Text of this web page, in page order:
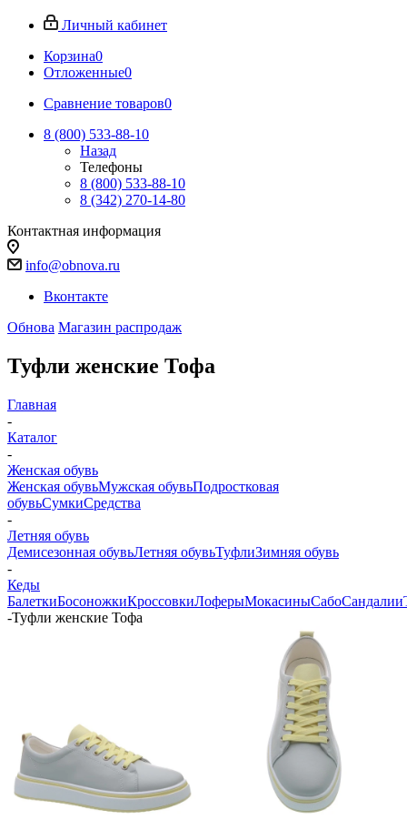
Личный кабинет
Корзина0
Отложенные0
Сравнение товаров0
8 (800) 533-88-10
Назад
Телефоны
8 (800) 533-88-10
8 (342) 270-14-80
Контактная информация
info@obnova.ru
Вконтакте
Обнова Магазин распродаж
Туфли женские Тофа
Главная
-
Каталог
-
Женская обувь
Женская обувьМужская обувьПодростковая
обувьСумкиСредства
-
Летняя обувь
Демисезонная обувьЛетняя обувьТуфлиЗимняя обувь
-
Кеды
БалеткиБосоножкиКроссовкиЛоферыМокасиныСабоСандалии
-Туфли женские Тофа